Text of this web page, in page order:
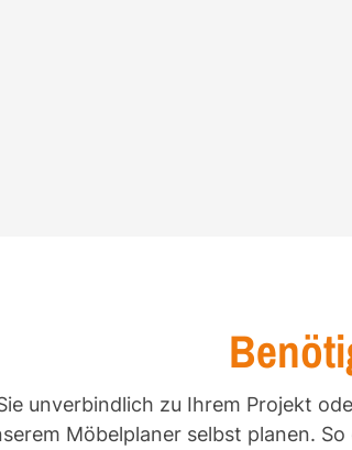
unverbindlich zu Ihrem Projekt
Möbelplaner selbst planen.